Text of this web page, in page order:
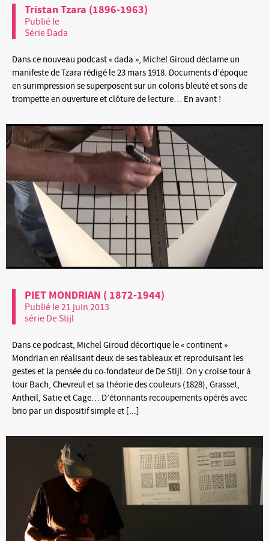
Tristan Tzara (1896-1963)
Publié le
Série Dada
Dans ce nouveau podcast « dada », Michel Giroud déclame un
manifeste de Tzara rédigé le 23 mars 1918. Documents d’époque
en surimpression se superposent sur un coloris bleuté et sons de
trompette en ouverture et clôture de lecture… En avant !
PIET MONDRIAN ( 1872-1944)
Publié le 21 juin 2013
série De Stijl
Dans ce podcast, Michel Giroud décortique le « continent »
Mondrian en réalisant deux de ses tableaux et reproduisant les
gestes et la pensée du co-fondateur de De Stijl. On y croise tour à
tour Bach, Chevreul et sa théorie des couleurs (1828), Grasset,
Antheil, Satie et Cage… D’étonnants recoupements opérés avec
brio par un dispositif simple et [...]